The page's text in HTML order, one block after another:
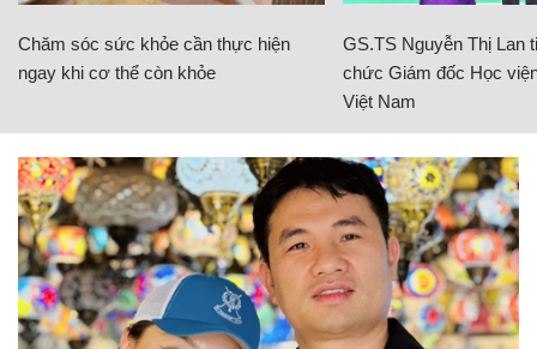
Chăm sóc sức khỏe cần thực hiện
ngay khi cơ thể còn khỏe
GS.TS Nguyễn Thị Lan
chức Giám đốc Học
Việt Nam